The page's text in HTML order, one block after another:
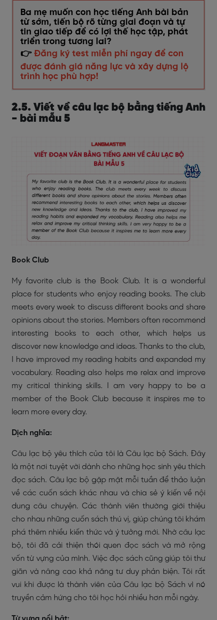
Ba mẹ muốn con học tiếng Anh bài bản
từ sớm, tiến bộ rõ từng giai đoạn và tự
tin giao tiếp để có lợi thế học tập, phát
triển trong tương lai?
👉 Đăng ký test miễn phí ngay để con
được đánh giá năng lực và xây dựng lộ
trình học phù hợp!
2.5. Viết về câu lạc bộ bằng tiếng Anh
- bài mẫu 5
Book Club
My favorite club is the Book Club. It is a wonderful
place for students who enjoy reading books. The club
meets every week to discuss different books and share
opinions about the stories. Members often recommend
interesting books to each other, which helps us
discover new knowledge and ideas. Thanks to the club,
I have improved my reading habits and expanded my
vocabulary. Reading also helps me relax and improve
my critical thinking skills. I am very happy to be a
member of the Book Club because it inspires me to
learn more every day.
Dịch nghĩa:
Câu lạc bộ yêu thích của tôi là Câu lạc bộ Sách. Đây
là một nơi tuyệt vời dành cho những học sinh yêu thích
đọc sách. Câu lạc bộ gặp mặt mỗi tuần để thảo luận
về các cuốn sách khác nhau và chia sẻ ý kiến về nội
dung câu chuyện. Các thành viên thường giới thiệu
cho nhau những cuốn sách thú vị, giúp chúng tôi khám
phá thêm nhiều kiến thức và ý tưởng mới. Nhờ câu lạc
bộ, tôi đã cải thiện thói quen đọc sách và mở rộng
vốn từ vựng của mình. Việc đọc sách cũng giúp tôi thư
giãn và nâng cao khả năng tư duy phản biện. Tôi rất
vui khi được là thành viên của Câu lạc bộ Sách vì nó
truyền cảm hứng cho tôi học hỏi nhiều hơn mỗi ngày.